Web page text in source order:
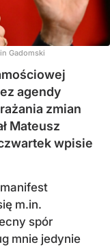
Gadomski
agendy
zmian
Mateusz
wpisie
m.in.
spór
mnie jedynie